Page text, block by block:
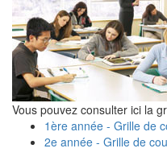
Vous pouvez consulter ici la
1ère année - Grille de
2e année - Grille de